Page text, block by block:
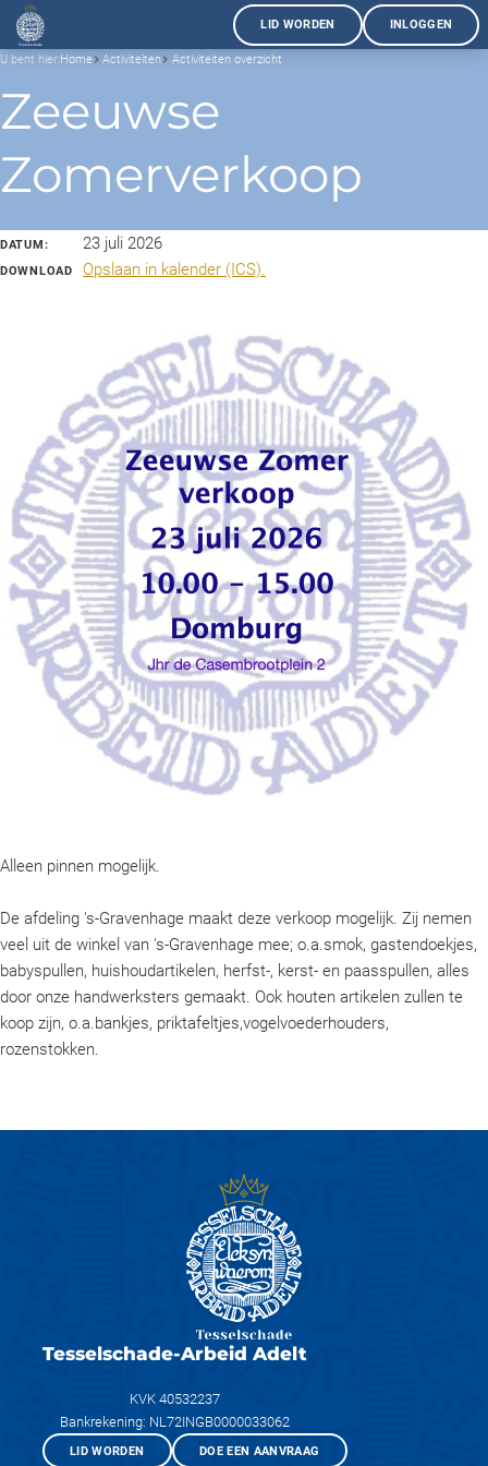
LID WORDEN INLOGGEN
U bent hier:Home Activiteiten Activiteiten overzicht
Zeeuwse
Zomerverkoop
DATUM: 23 juli 2026
DOWNLOAD Opslaan in kalender (ICS).
Alleen pinnen mogelijk.
De afdeling 's-Gravenhage maakt deze verkoop mogelijk. Zij nemen
veel uit de winkel van 's-Gravenhage mee; o.a.smok, gastendoekjes,
babyspullen, huishoudartikelen, herfst-, kerst- en paasspullen, alles
door onze handwerksters gemaakt. Ook houten artikelen zullen te
koop zijn, o.a.bankjes, priktafeltjes,vogelvoederhouders,
rozenstokken.
Tesselschade-Arbeid Adelt
KVK 40532237
Bankrekening: NL72INGB0000033062
LID WORDEN DOE EEN AANVRAAG